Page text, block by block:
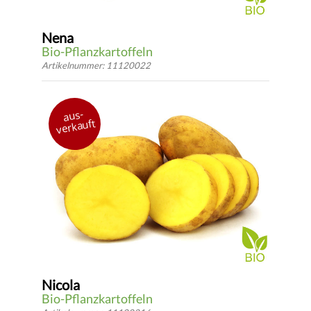
Nena
Bio-Pflanzkartoffeln
Artikelnummer: 11120022
Deutschland 2022
mehligkochend
mittelfrüh
DETAILS ab 2.94 € *
* inkl.gesetzlicher USt. Versandkosten
aus-
verkauft
Nicola
Bio-Pflanzkartoffeln